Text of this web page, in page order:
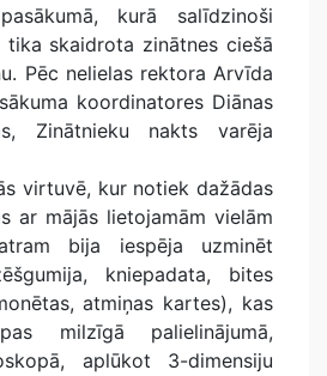
kurā salīdzinoši
tika skaidrota zinātnes ciešā
Pēc nelielas rektora Arvīda
koordinatores Diānas
Zinātnieku nakts varēja
virtuvē, kur notiek dažādas
ar mājās lietojamām vielām
bija iespēja uzminēt
kniepadata, bites
atmiņas kartes), kas
milzīgā palielinājumā,
aplūkot 3-dimensiju